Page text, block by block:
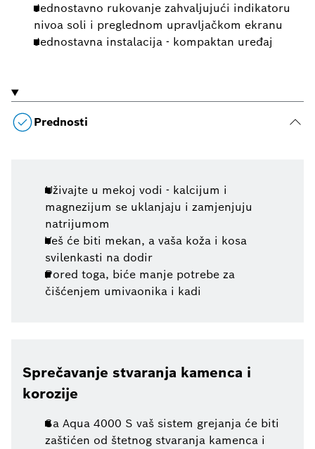
Jednostavno rukovanje zahvaljujući indikatoru
nivoa soli i preglednom upravljačkom ekranu
Jednostavna instalacija - kompaktan uređaj
Prednosti
Uživajte u mekoj vodi - kalcijum i
magnezijum se uklanjaju i zamjenjuju
natrijumom
Veš će biti mekan, a vaša koža i kosa
svilenkasti na dodir
Pored toga, biće manje potrebe za
čišćenjem umivaonika i kadi
Sprečavanje stvaranja kamenca i
korozije
Sa Aqua 4000 S vaš sistem grejanja će biti
zaštićen od štetnog stvaranja kamenca i